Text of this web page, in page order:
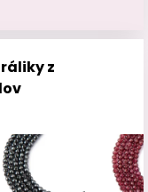
z